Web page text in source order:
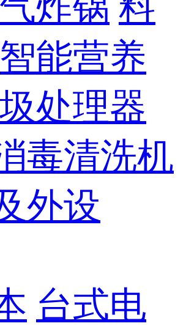
智能营养
处理器
毒清洗机
外设
台式电